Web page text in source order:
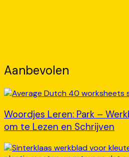
Aanbevolen
Woordjes Leren: Park –
om te Lezen en Schrijven